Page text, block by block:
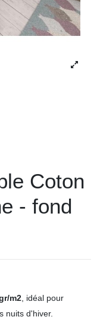
Coton
- fond
m2 , idéal pour
nuits d'hiver.